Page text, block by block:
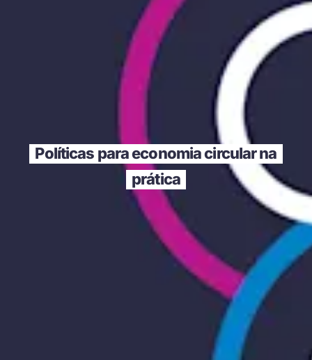
Políticas para economia circular na
prática